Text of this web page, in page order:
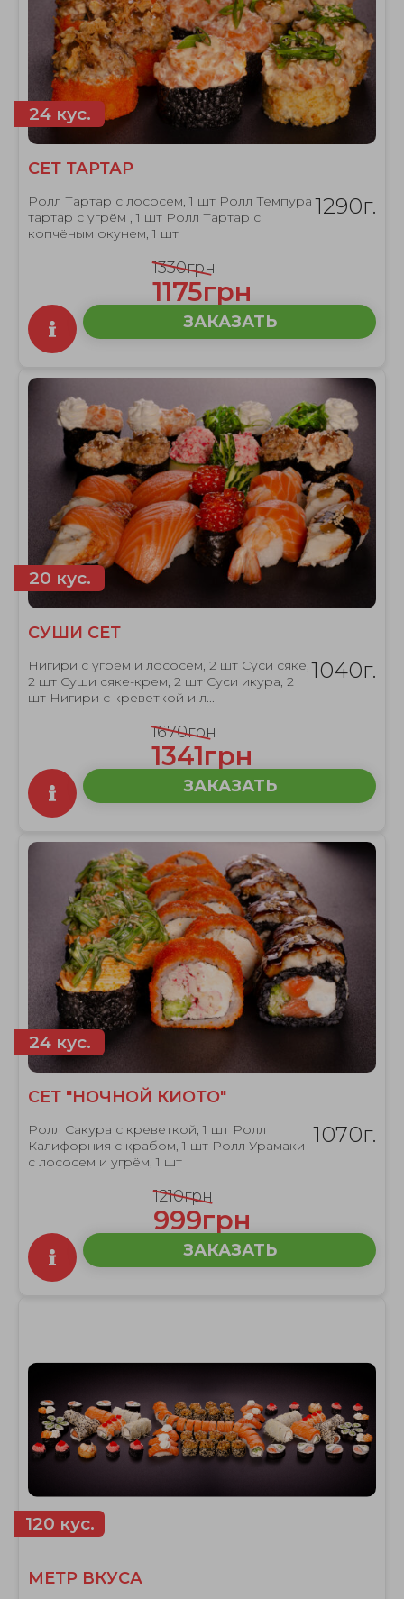
24 кус.
СЕТ ТАРТАР
Ролл Тартар с лососем, 1 шт Ролл Темпура
тартар с угрём , 1 шт Ролл Тартар с
копчёным окунем, 1 шт
1290г.
1330грн
1175грн
ЗАКАЗАТЬ
20 кус.
СУШИ СЕТ
Нигири с угрём и лососем, 2 шт Суси сяке,
2 шт Суши сяке-крем, 2 шт Суси икура, 2
шт Нигири с креветкой и л...
1040г.
1670грн
1341грн
ЗАКАЗАТЬ
24 кус.
СЕТ "НОЧНОЙ КИОТО"
Ролл Сакура с креветкой, 1 шт Ролл
Калифорния с крабом, 1 шт Ролл Урамаки
с лососем и угрём, 1 шт
1070г.
1210грн
999грн
ЗАКАЗАТЬ
120 кус.
МЕТР ВКУСА